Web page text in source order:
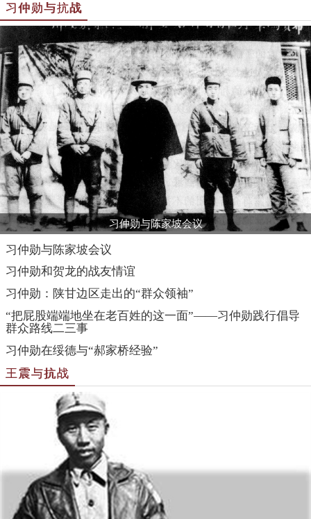
习仲勋与抗战
习仲勋与陈家坡会议
习仲勋与陈家坡会议
习仲勋和贺龙的战友情谊
习仲勋：陕甘边区走出的“群众领袖”
“把屁股端端地坐在老百姓的这一面”——习仲勋践行倡导
群众路线二三事
习仲勋在绥德与“郝家桥经验”
王震与抗战